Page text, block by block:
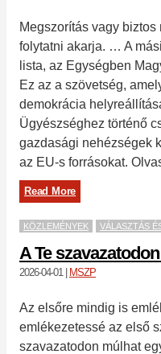
Megszorítás vagy
folytatni akarja. … A
lista, az Egységben
Ez az a szövetség,
demokrácia
Ügyészséghez történő
gazdasági nehézségek
az EU-s forrásokat.
Read More
KÖZLEMÉNYEK VÁLASZTÁS
A Te
2026-04-01 | MSZP
Az elsőre mindig is
emlékezetessé az első
szavazatodon múlhat